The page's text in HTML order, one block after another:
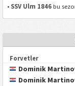
• SSV Ulm 1846 bu
Forvetler
Dominik
Dominik